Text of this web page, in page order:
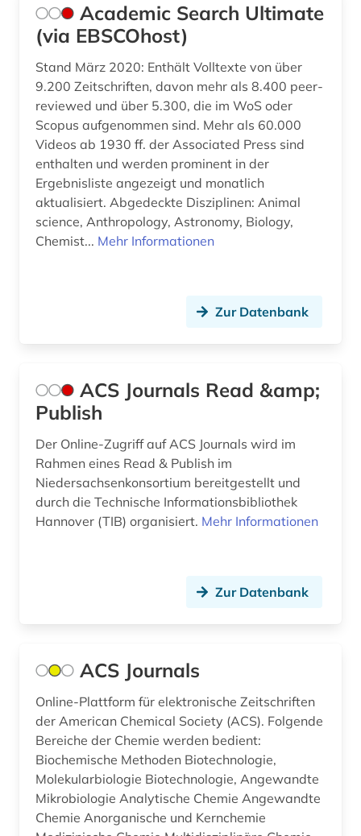
berechnung (4)
bergbau (2)
beschaffung (1)
beschränkung (1)
bestimmung (2)
bestimmungsbuch (2)
bestäubungsökologie (1)
bibliographie (4)
bibliotheksbestand (1)
bibliothekskatalog plus (1)
bibliothekswesen (1)
bibliothekswesen: medizin (1)
biblische studien (1)
bilder (1)
bildgebendes verfahren (1)
bildverarbeitung (2)
binnengewässer (1)
Academic Search Ultimate
(via EBSCOhost)
Stand März 2020: Enthält Volltexte von über
9.200 Zeitschriften, davon mehr als 8.400 peer-
reviewed und über 5.300, die im WoS oder
Scopus aufgenommen sind. Mehr als 60.000
Videos ab 1930 ff. der Associated Press sind
enthalten und werden prominent in der
Ergebnisliste angezeigt und monatlich
aktualisiert. Abgedeckte Disziplinen: Animal
science, Anthropology, Astronomy, Biology,
Chemist... Mehr Informationen
Zur Datenbank
ACS Journals Read &amp;
Publish
Der Online-Zugriff auf ACS Journals wird im
Rahmen eines Read & Publish im
Niedersachsenkonsortium bereitgestellt und
durch die Technische Informationsbibliothek
Hannover (TIB) organisiert. Mehr Informationen
Zur Datenbank
ACS Journals
Online-Plattform für elektronische Zeitschriften
der American Chemical Society (ACS). Folgende
Bereiche der Chemie werden bedient:
Biochemische Methoden Biotechnologie,
Molekularbiologie Biotechnologie, Angewandte
Mikrobiologie Analytische Chemie Angewandte
Chemie Anorganische und Kernchemie